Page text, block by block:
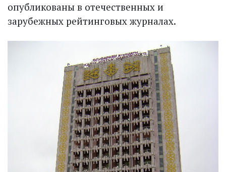
опубликованы в отечественных и
зарубежных рейтинговых журналах.